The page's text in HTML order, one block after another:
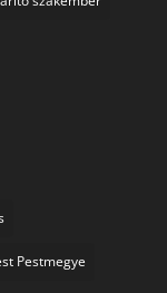
Pestmegye